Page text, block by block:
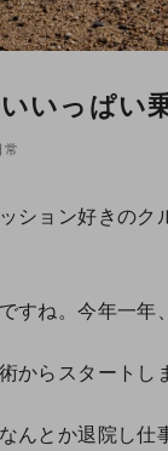
いっぱい
常
ション好きの
すね。今年一
からスタートし
んとか退院し